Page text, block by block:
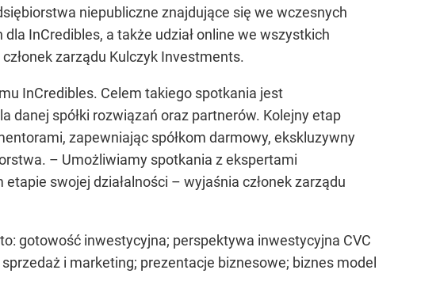
niepubliczne znajdujące się we wczesnych
InCredibles, a także udział online we wszystkich
zarządu Kulczyk Investments.
InCredibles. Celem takiego spotkania jest
spółki rozwiązań oraz partnerów. Kolejny etap
zapewniając spółkom darmowy, ekskluzywny
– Umożliwiamy spotkania z ekspertami
swojej działalności – wyjaśnia członek zarządu
gotowość inwestycyjna; perspektywa inwestycyjna CVC
i marketing; prezentacje biznesowe; biznes model